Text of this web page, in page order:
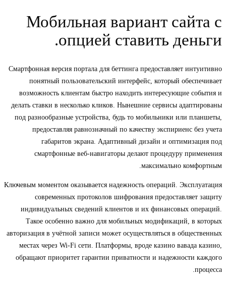
Мобильная вариант сайта с
опцией ставить деньги.
Смартфонная версия портала для беттинга предоставляет интуитивно
понятный пользовательский интерфейс, который обеспечивает
возможность клиентам быстро находить интересующие события и
делать ставки в несколько кликов. Нынешние сервисы адаптированы
под разнообразные устройства, будь то мобильники или планшеты,
предоставляя равнозначный по качеству экспириенс без учета
габаритов экрана. Адаптивный дизайн и оптимизация под
смартфонные веб-навигаторы делают процедуру применения
максимально комфортным.
Ключевым моментом оказывается надежность операций. Эксплуатация
современных протоколов шифрования предоставляет защиту
индивидуальных сведений клиентов и их финансовых операций.
Такое особенно важно для мобильных модификаций, в которых
авторизация в учётной записи может осуществляться в общественных
местах через Wi-Fi сети. Платформы, вроде казино вавада казино,
обращают приоритет гарантии приватности и надежности каждого
процесса.